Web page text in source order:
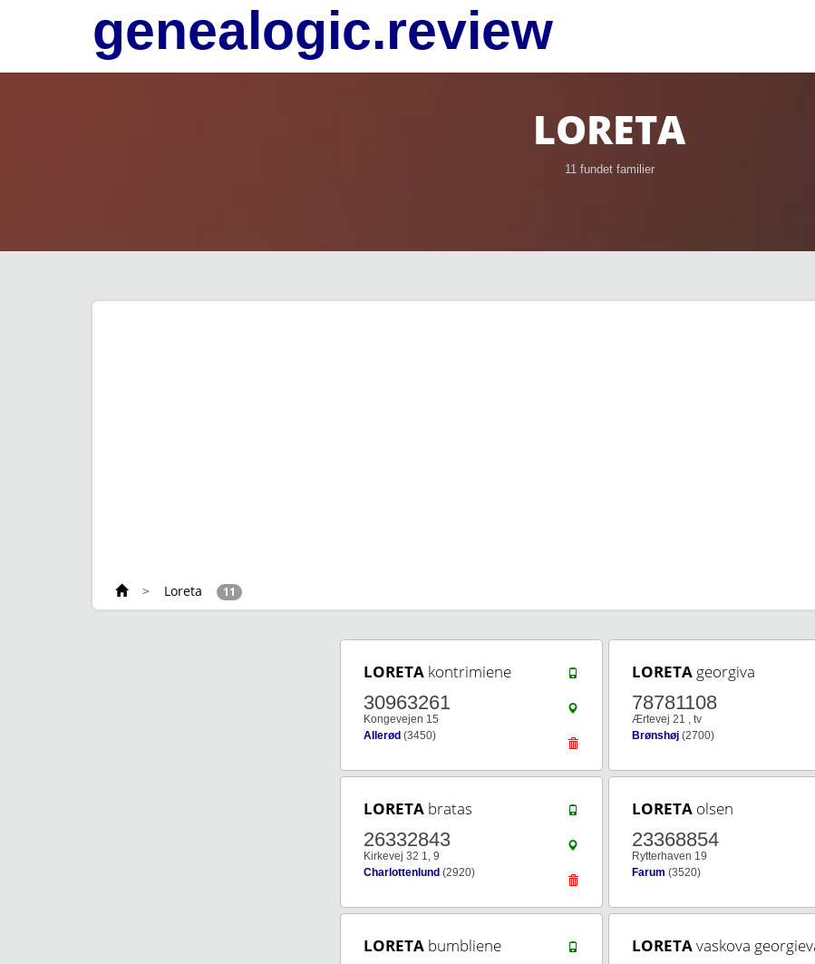
genealogic.review
LORETA
11 fundet familier
> Loreta 11
LORETA kontrimiene
30963261
Kongevejen 15
Allerød (3450)
LORETA georgiva
78781108
Ærtevej 21 , tv
Brønshøj (2700)
LORETA bratas
26332843
Kirkevej 32 1, 9
Charlottenlund (2920)
LORETA olsen
23368854
Rytterhaven 19
Farum (3520)
LORETA bumbliene LORETAvaskova